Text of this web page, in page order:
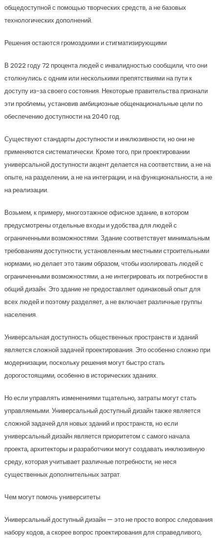
общедоступной с помощью творческих средств, а не базовых
технологических дополнений.
Решения остаются громоздкими и стигматизирующими
В 2022 году 72 процента людей с инвалидностью сообщили, что они
столкнулись с одним или несколькими препятствиями на пути к
доступу из-за своего состояния. Некоторые правительства признали
эти проблемы, установив амбициозные общенациональные цели по
обеспечению доступности на 2040 год.
Существуют стандарты доступности и инклюзивности, но они не
применяются систематически. Кроме того, при проектировании
универсальной доступности акцент делается на соответствии, а не на
опыте, на разделении, а не на интеграции, и на функциональности, а не
на реализации.
Возьмем, к примеру, многоэтажное офисное здание, в котором
предусмотрены отдельные входы и удобства для людей с
ограниченными возможностями. Здание соответствует минимальным
требованиям доступности, установленным местными строительными
нормами, но делает это таким образом, чтобы изолировать людей с
ограниченными возможностями, а не интегрировать их потребности в
общий дизайн. Это здание не предоставляет одинаковый опыт для
всех людей и поэтому разделяет, а не включает различные группы
населения.
Универсальная доступность общественных пространств и зданий
является сложной задачей проектирования. Это особенно сложно при
модернизации, поскольку решения могут быстро стать
дорогостоящими, особенно в исторических зданиях.
Но если управлять изменениями тщательно, затраты могут стать
управляемыми. Универсальный доступный дизайн также является
сложной задачей для новых зданий и пространств, но если
универсальный дизайн является приоритетом с самого начала
проекта, архитекторы и разработчики могут создавать инклюзивную
среду, которая учитывает различные потребности, не неся
существенных дополнительных затрат.
Чем могут помочь университеты
Универсальный доступный дизайн — это не просто вопрос следования
набору кодов, а скорее вопрос проектирования для справедливого,